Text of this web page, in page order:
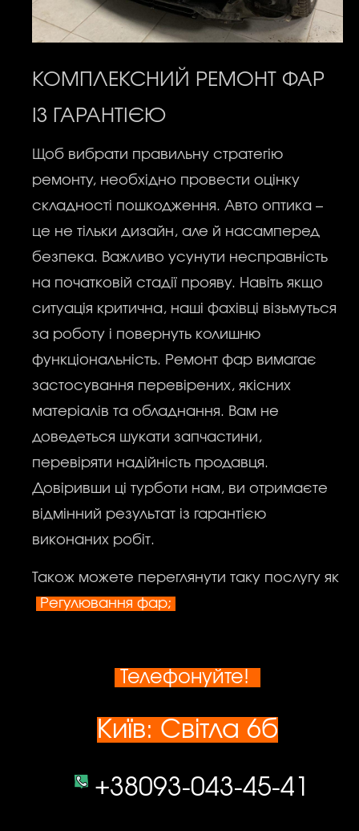
КОМПЛЕКСНИЙ РЕМОНТ ФАР
ІЗ ГАРАНТІЄЮ
Щоб вибрати правильну стратегію
ремонту, необхідно провести оцінку
складності пошкодження. Авто оптика –
це не тільки дизайн, але й насамперед
безпека. Важливо усунути несправність
на початковій стадії прояву. Навіть якщо
ситуація критична, наші фахівці візьмуться
за роботу і повернуть колишню
функціональність. Ремонт фар вимагає
застосування перевірених, якісних
матеріалів та обладнання. Вам не
доведеться шукати запчастини,
перевіряти надійність продавця.
Довіривши ці турботи нам, ви отримаєте
відмінний результат із гарантією
виконаних робіт.
Також можете переглянути таку послугу як
Регулювання фар;
Телефонуйте!
Київ: Світла 6б
+38093-043-45-41